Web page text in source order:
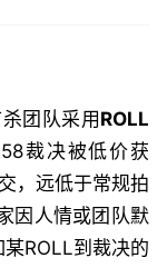
团队采用 ROLL
裁决被低价获
，远低于常规拍
因人情或团队默
ROLL到裁决的